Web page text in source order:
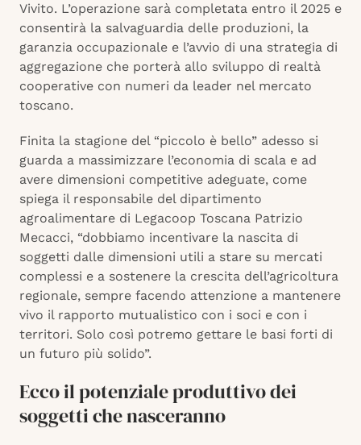
Vivito. L’operazione sarà completata entro il 2025 e
consentirà la salvaguardia delle produzioni, la
garanzia occupazionale e l’avvio di una strategia di
aggregazione che porterà allo sviluppo di realtà
cooperative con numeri da leader nel mercato
toscano.
Finita la stagione del “piccolo è bello” adesso si
guarda a massimizzare l’economia di scala e ad
avere dimensioni competitive adeguate, come
spiega il responsabile del dipartimento
agroalimentare di Legacoop Toscana Patrizio
Mecacci, “dobbiamo incentivare la nascita di
soggetti dalle dimensioni utili a stare su mercati
complessi e a sostenere la crescita dell’agricoltura
regionale, sempre facendo attenzione a mantenere
vivo il rapporto mutualistico con i soci e con i
territori. Solo così potremo gettare le basi forti di
un futuro più solido”.
Ecco il potenziale produttivo dei
soggetti che nasceranno